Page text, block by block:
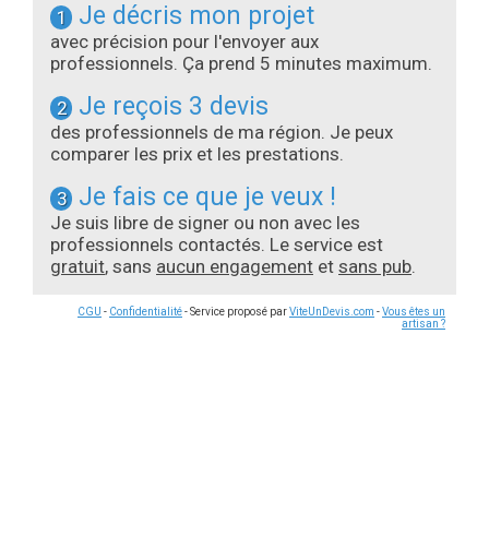
1 Je décris mon projet
avec précision pour l'envoyer aux
professionnels. Ça prend 5 minutes maximum.
2 Je reçois 3 devis
des professionnels de ma région. Je peux
comparer les prix et les prestations.
3 Je fais ce que je veux !
Je suis libre de signer ou non avec les
professionnels contactés. Le service est
gratuit, sans aucun engagement et sans pub.
CGU - Confidentialité- Service proposé parViteUnDevis.com -Vous êtes un
artisan ?